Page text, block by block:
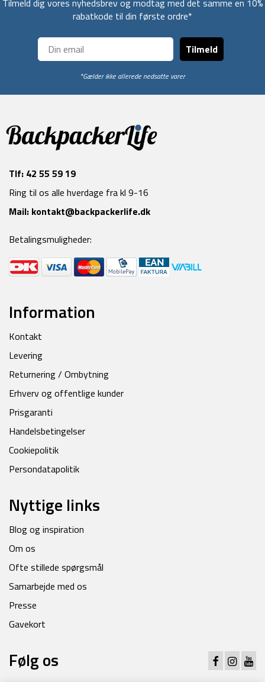
rabatkode til din første ordre*
Tilmeld
*Gælder ikke allerede nedsatte varer
Tlf: 42 55 59 19
Ring til os alle hverdage fra kl 9-16
Mail: kontakt@backpackerlife.dk
Betalingsmuligheder:
Information
Kontakt
Levering
Returnering / Ombytning
Erhverv og offentlige kunder
Prisgaranti
Handelsbetingelser
Cookiepolitik
Persondatapolitik
Nyttige links
Blog og inspiration
Om os
Ofte stillede spørgsmål
Samarbejde med os
Presse
Gavekort
Følg os